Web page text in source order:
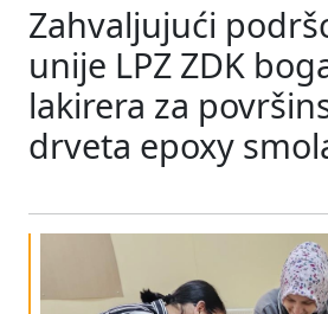
Zahvaljujući
unije LPZ ZDK
lakirera za
drveta epoxy